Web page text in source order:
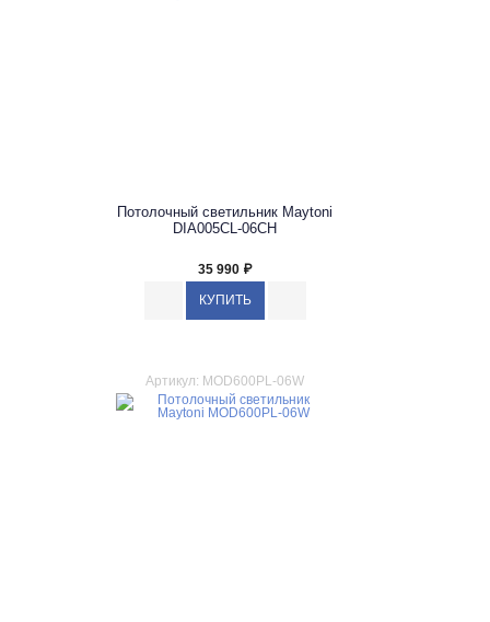
Потолочный светильник Maytoni
DIA005CL-06CH
35 990 ₽
Артикул: MOD600PL-06W